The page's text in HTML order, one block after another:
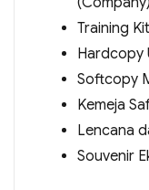
Training
Hardcopy
Softcopy
Kemeja
Lencana
Souvenir